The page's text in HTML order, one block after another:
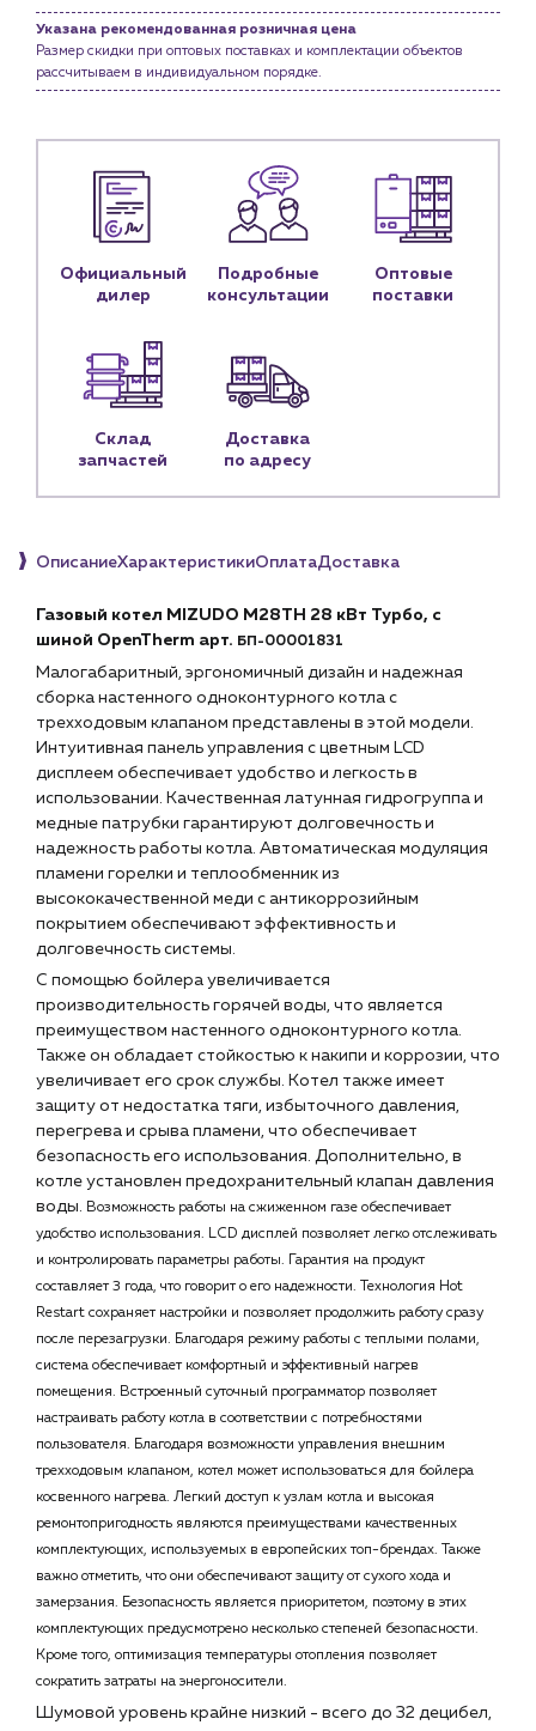
Каталог
Застройщикам
Снабженцам и подрядным организациям
О компании
Услуги
Сервис и обслуживание инженерных систем
Доставка
Новости
Контакты
Чат-бот
+7 (918) 070-19-79
Пн – пт: 9:00 – 18:00
sales@profpotok.ru
Указана рекомендованная розничная цена
Размер скидки при оптовых поставках и комплектации объектов
рассчитываем в индивидуальном порядке.
Официальный
дилер
Подробные
консультации
Оптовые
поставки
Склад
запчастей
Доставка
по адресу
ОписаниеХарактеристикиОплатаДоставка
Газовый котел MIZUDO М28TH 28 кВт Турбо, с
шиной OpenTherm арт. БП-00001831
Малогабаритный, эргономичный дизайн и надежная
сборка настенного одноконтурного котла с
трехходовым клапаном представлены в этой модели.
Интуитивная панель управления с цветным LCD
дисплеем обеспечивает удобство и легкость в
использовании. Качественная латунная гидрогруппа и
медные патрубки гарантируют долговечность и
надежность работы котла. Автоматическая модуляция
пламени горелки и теплообменник из
высококачественной меди с антикоррозийным
покрытием обеспечивают эффективность и
долговечность системы.
С помощью бойлера увеличивается
производительность горячей воды, что является
преимуществом настенного одноконтурного котла.
Также он обладает стойкостью к накипи и коррозии, что
увеличивает его срок службы. Котел также имеет
защиту от недостатка тяги, избыточного давления,
перегрева и срыва пламени, что обеспечивает
безопасность его использования. Дополнительно, в
котле установлен предохранительный клапан давления
воды. Возможность работы на сжиженном газе обеспечивает
удобство использования. LCD дисплей позволяет легко отслеживать
и контролировать параметры работы. Гарантия на продукт
составляет 3 года, что говорит о его надежности. Технология Hot
Restart сохраняет настройки и позволяет продолжить работу сразу
после перезагрузки. Благодаря режиму работы с теплыми полами,
система обеспечивает комфортный и эффективный нагрев
помещения. Встроенный суточный программатор позволяет
настраивать работу котла в соответствии с потребностями
пользователя. Благодаря возможности управления внешним
трехходовым клапаном, котел может использоваться для бойлера
косвенного нагрева. Легкий доступ к узлам котла и высокая
ремонтопригодность являются преимуществами качественных
комплектующих, используемых в европейских топ-брендах. Также
важно отметить, что они обеспечивают защиту от сухого хода и
замерзания. Безопасность является приоритетом, поэтому в этих
комплектующих предусмотрено несколько степеней безопасности.
Кроме того, оптимизация температуры отопления позволяет
сократить затраты на энергоносители.
Шумовой уровень крайне низкий - всего до 32 децибел,